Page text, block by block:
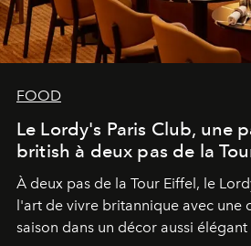
FOOD
Le Lordy's Paris Club, une
british à deux pas de la
À deux pas de la Tour Eiffel, le
l'art de vivre britannique avec une
saison dans un décor aussi